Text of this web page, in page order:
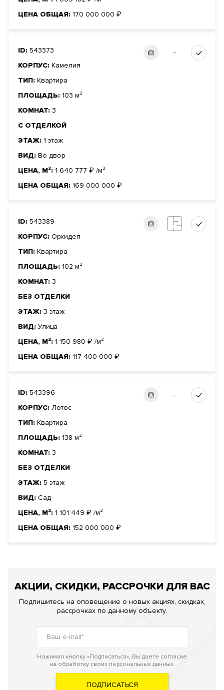
ЦЕНА ОБЩАЯ: 170 000 000 ₽
ID: 543373
КОРПУС: Камелия
ТИП: Квартира
ПЛОЩАДЬ: 103 м²
КОМНАТ: 3
С ОТДЕЛКОЙ
ЭТАЖ: 1 этаж
ВИД: Во двор
ЦЕНА, М²: 1 640 777 ₽ /м²
ЦЕНА ОБЩАЯ: 169 000 000 ₽
-
ID: 543389
КОРПУС: Орхидея
ТИП: Квартира
ПЛОЩАДЬ: 102 м²
КОМНАТ: 3
БЕЗ ОТДЕЛКИ
ЭТАЖ: 3 этаж
ВИД: Улица
ЦЕНА, М²: 1 150 980 ₽ /м²
ЦЕНА ОБЩАЯ: 117 400 000 ₽
ID: 543396
КОРПУС: Лотос
ТИП: Квартира
ПЛОЩАДЬ: 138 м²
КОМНАТ: 3
БЕЗ ОТДЕЛКИ
ЭТАЖ: 5 этаж
ВИД: Сад
ЦЕНА, М²: 1 101 449 ₽ /м²
ЦЕНА ОБЩАЯ: 152 000 000 ₽
-
АКЦИИ, СКИДКИ, РАССРОЧКИ ДЛЯ ВАС
Подпишитесь на оповещение о новых акциях, скидках,
рассрочках по данному объекту.
Нажимая кнопку «Подписаться», Вы даете согласие
на обработку своих персональных данных.
ПОДПИСАТЬСЯ